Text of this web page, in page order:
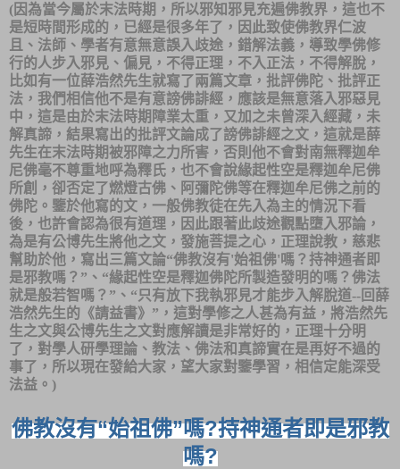
(因為當今屬於末法時期，所以邪知邪見充遍佛教界，這也不
是短時間形成的，已經是很多年了，因此致使佛教界仁波
且、法師、學者有意無意誤入歧途，錯解法義，導致學佛修
行的人步入邪見、偏見，不得正理，不入正法，不得解脫，
比如有一位薛浩然先生就寫了兩篇文章，批評佛陀、批評正
法，我們相信他不是有意謗佛誹經，應該是無意落入邪惡見
中，這是由於末法時期障業太重，又加之未曾深入經藏，未
解真諦，結果寫出的批評文論成了謗佛誹經之文，這就是薛
先生在末法時期被邪障之力所害，否則他不會對南無釋迦牟
尼佛毫不尊重地呼為釋氏，也不會說緣起性空是釋迦牟尼佛
所創，卻否定了燃燈古佛、阿彌陀佛等在釋迦牟尼佛之前的
佛陀。鑒於他寫的文，一般佛教徒在先入為主的情況下看
後，也許會認為很有道理，因此跟著此歧途觀點墮入邪論，
為是有公博先生將他之文，發施菩提之心，正理說教，慈悲
幫助於他，寫出三篇文論“佛教沒有'始祖佛'嗎？持神通者即
是邪教嗎？”、“緣起性空是釋迦佛陀所製造發明的嗎？佛法
就是般若智嗎？”、“只有放下我執邪見才能步入解脫道-- 回薛
浩然先生的《請益書》”，這對學修之人甚為有益，將浩然先
生之文與公博先生之文對應解讀是非常好的，正理十分明
了，對學人研學理論、教法、佛法和真諦實在是再好不過的
事了，所以現在發給大家，望大家對鑒學習，相信定能深受
法益。 )
佛教沒有“始祖佛”嗎?持神通者即是邪教
嗎?